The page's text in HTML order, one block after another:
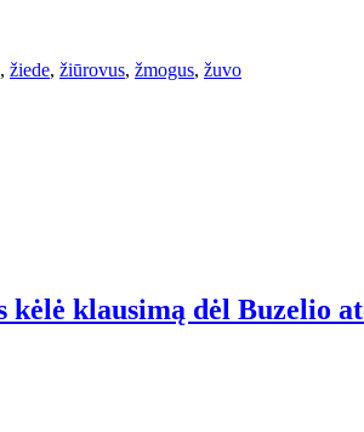
, žiede, žiūrovus, žmogus, žuvo
klausimą dėl Buzelio